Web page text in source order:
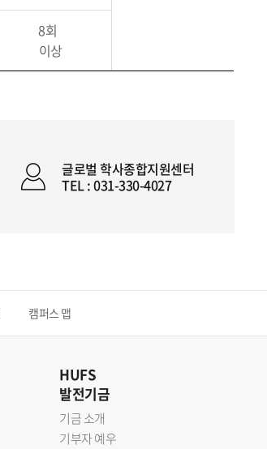
8회
이상
글로벌 학사종합지원센터
TEL : 031-330-4027
캠퍼스 맵
HUFS
발전기금
기금 소개
기부자 예우